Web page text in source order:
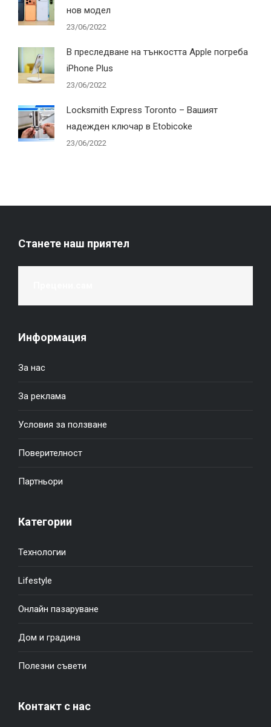
нов модел
23/06/2022
В преследване на тънкостта Apple погреба
iPhone Plus
23/06/2022
Locksmith Express Toronto – Вашият
надежден ключар в Etobicoke
23/06/2022
Станете наш приятел
Информация
За нас
За реклама
Условия за ползване
Поверителност
Партньори
Категории
Технологии
Lifestyle
Онлайн пазаруване
Дом и градина
Полезни съвети
Контакт с нас